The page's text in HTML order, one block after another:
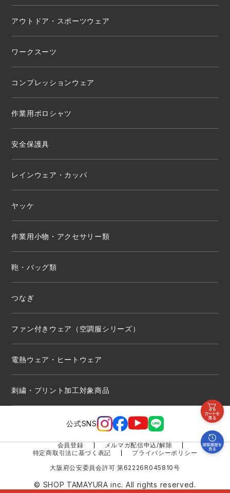
アウトドア・スポーツウェア
ワークスーツ
コンプレッションウェア
作業用ポロシャツ
安全保護具
レインウェア・カッパ
ヤッケ
作業用小物・アクセサリー類
鞄・バッグ類
つなぎ
ファン付きウェア（空調服シリーズ）
電熱ウェア・ヒートウェア
刺繍・プリント加工対象商品
公式SNS
会員登録
メルマガ配信申込/解除
特定商取引法に基づく表記
プライバシーポリシー
大阪府公安委員会許可 第62226R045810号
© SHOP TAMAYURA inc. All rights reserved.